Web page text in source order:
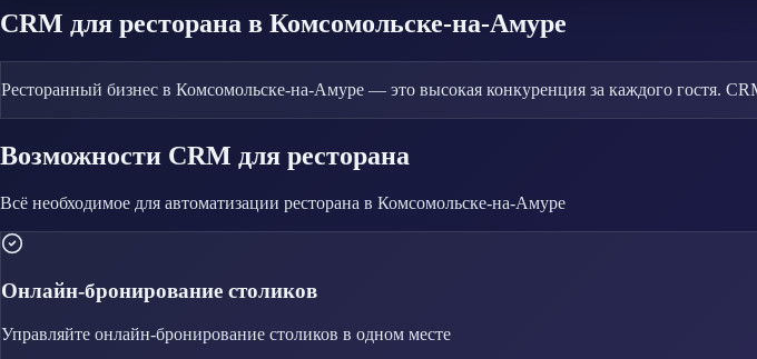
CRM для ресторана в Комсомольске-на-Амуре
Ресторанный бизнес в Комсомольске-на-Амуре — это высокая конкуренция за каждого гостя.
Возможности CRM для ресторана
Всё необходимое для автоматизации ресторана в Комсомольске-на-Амуре
Онлайн-бронирование столиков
Управляйте онлайн-бронирование столиков в одном месте